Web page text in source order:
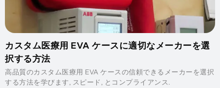
カスタム医療用 EVA ケースに適切なメーカーを選
択する方法
高品質のカスタム医療用 EVA ケースの信頼できるメーカーを選択
する方法を学びます, スピード, とコンプライアンス.